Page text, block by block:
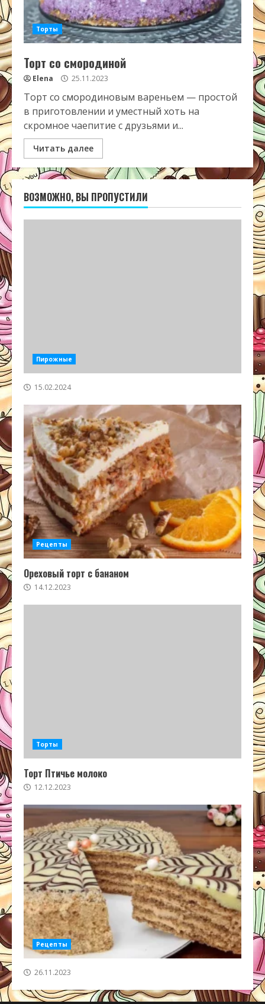
Торты
Торт со смородиной
Elena 25.11.2023
Торт со смородиновым вареньем — простой
в приготовлении и уместный хоть на
скромное чаепитие с друзьями и...
Читать далее
ВОЗМОЖНО, ВЫ ПРОПУСТИЛИ
Пирожные
15.02.2024
Рецепты
Ореховый торт с бананом
14.12.2023
Торты
Торт Птичье молоко
12.12.2023
Рецепты
26.11.2023